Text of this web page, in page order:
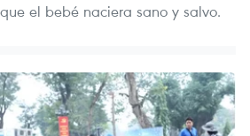
el bebé naciera sano y salvo.